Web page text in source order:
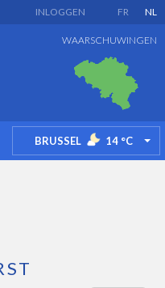
FR NL
INLOGGEN
WAARSCHUWINGEN
BRUSSEL 14 °C